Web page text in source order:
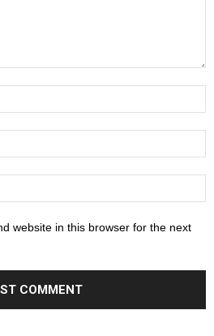
website in this browser for the next